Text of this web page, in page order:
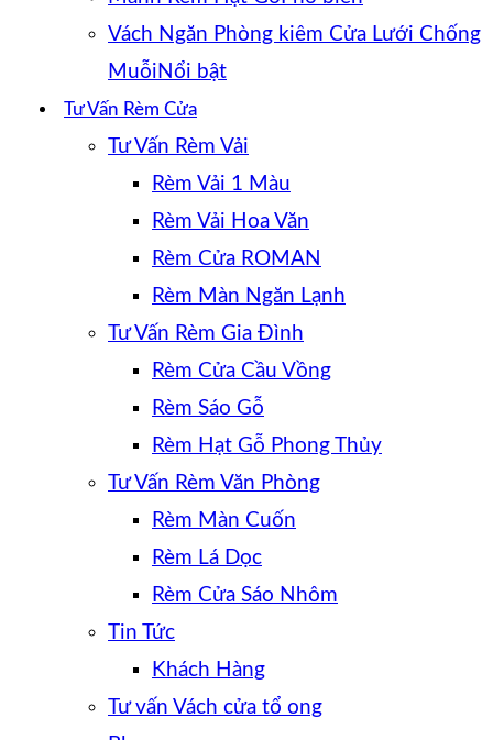
Vách Ngăn Phòng kiêm Cửa Lưới Chống
Muỗi
Tư Vấn Rèm Cửa
Tư Vấn Rèm Vải
Rèm Vải 1 Màu
Rèm Vải Hoa Văn
Rèm Cửa ROMAN
Rèm Màn Ngăn Lạnh
Tư Vấn Rèm Gia Đình
Rèm Cửa Cầu Vồng
Rèm Sáo Gỗ
Rèm Hạt Gỗ Phong Thủy
Tư Vấn Rèm Văn Phòng
Rèm Màn Cuốn
Rèm Lá Dọc
Rèm Cửa Sáo Nhôm
Tin Tức
Khách Hàng
Tư vấn Vách cửa tổ ong